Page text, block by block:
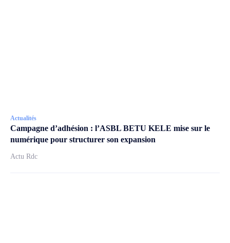
Actualités
Campagne d’adhésion : l’ASBL BETU KELE mise sur le
numérique pour structurer son expansion
Actu Rdc